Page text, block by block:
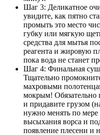
Шаг 3: Деликатное
увидите, как пятно
промыть это место
губку или мягкую
средства для мытья
реагента и жировую
пока вода не станет
Шаг 4: Финальная
Тщательно
махровыми
мокрым! Обязательно
и придавите грузом
нужно менять по
высыхания ворса и
появление плесени и